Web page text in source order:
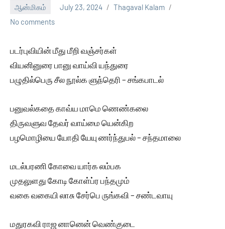
ஆன்மிகம் July 23, 2024
Thagaval Kalam
No comments
படர்புவியின் மீது மீறி வஞ்சர்கள்
வியனினுரை பானு வாய்வி யந்துரை
பழுதில்பெரு சீல நூல்க ளுந்தெரி – சங்கபாடல்
பனுவல்கதை காவ்ய மாமெ ணெண்கலை
திருவளுவ தேவர் வாய்மை யென்கிற
பழமொழியை யோதி யேயு ணர்ந்துபல் – சந்தமாலை
மடல்பரணி கோவை யார்க லம்பக
முதலுளது கோடி கோள்ப்ர பந்தமும்
வகை வகையி லாசு சேர்பெ ருங்கவி – சண்டவாயு
மதுரகவி ராஜ னானென் வெண்குடை